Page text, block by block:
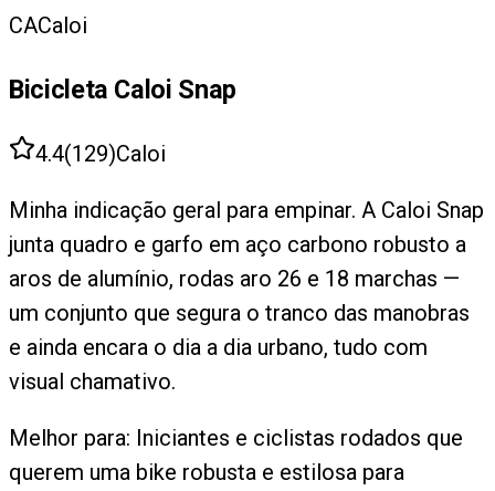
CACaloi
Bicicleta Caloi Snap
4.4(129)Caloi
Minha indicação geral para empinar. A Caloi Snap
junta quadro e garfo em aço carbono robusto a
aros de alumínio, rodas aro 26 e 18 marchas —
um conjunto que segura o tranco das manobras
e ainda encara o dia a dia urbano, tudo com
visual chamativo.
Melhor para: Iniciantes e ciclistas rodados que
querem uma bike robusta e estilosa para